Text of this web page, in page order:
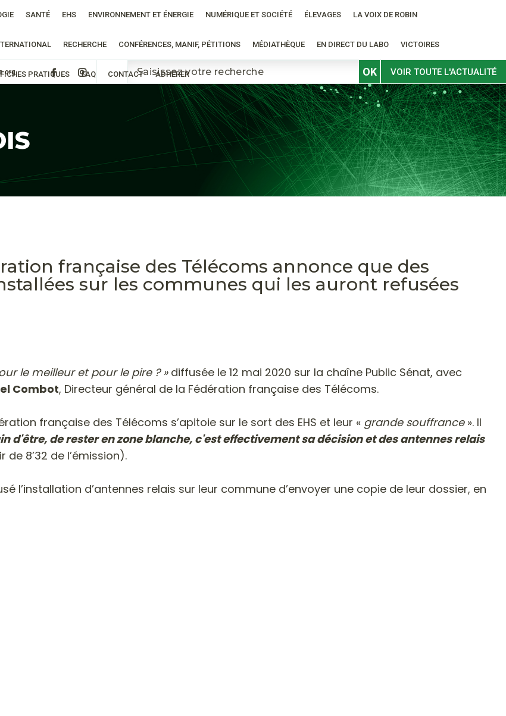
SANTÉ EHS ENVIRONNEMENT ET ÉNERGIE NUMÉRIQUE ET SOCIÉTÉ ÉLEVAGES LA VOIX DE ROBIN
RECHERCHE CONFÉRENCES, MANIF, PÉTITIONS MÉDIATHÈQUE EN DIRECT DU LABO VICTOIRES
PRATIQUES FAQ CONTACT ADHÉRER OK VOIR TOUTE L'ACTUALITÉ
française des Télécoms annonce que des
sur les communes qui les auront refusées
le meilleur et pour le pire ? »diffusée le 12 mai 2020 sur la chaîne Public Sénat, avec
Combot, Directeur général de la Fédération française des Télécoms.
française des Télécoms s’apitoie sur le sort des EHS et leur « grande souffrance». Il
d'être, de rester en zone blanche, c'est effectivement sa décision et des antennes relais
8’32 de l’émission).
l’installation d’antennes relais sur leur commune d’envoyer une copie de leur dossier, en